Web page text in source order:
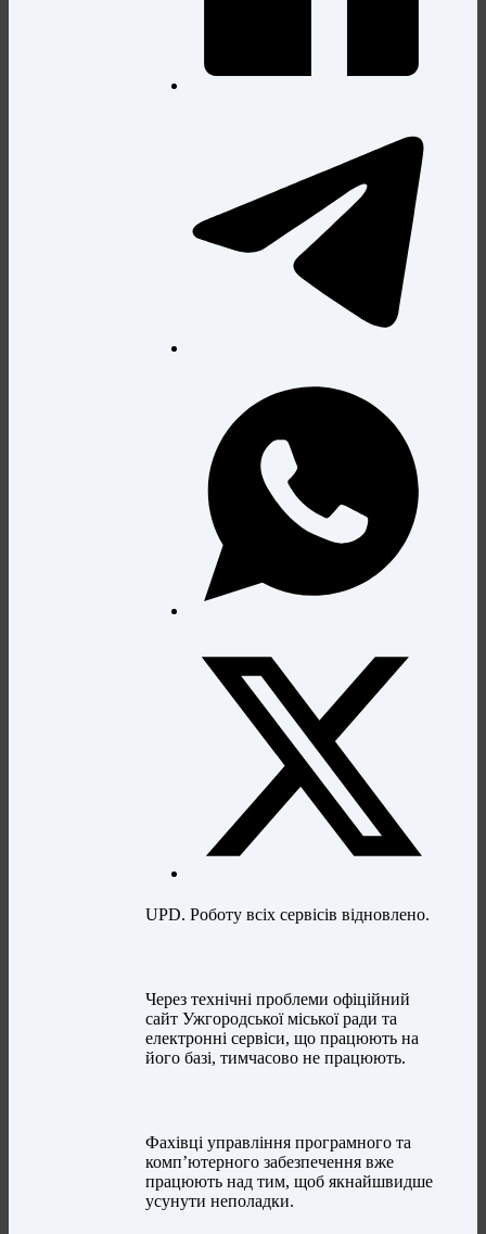
UPD. Роботу всіх сервісів відновлено.
Через технічні проблеми офіційний
сайт Ужгородської міської ради та
електронні сервіси, що працюють на
його базі, тимчасово не працюють.
Фахівці управління програмного та
комп’ютерного забезпечення вже
працюють над тим, щоб якнайшвидше
усунути неполадки.